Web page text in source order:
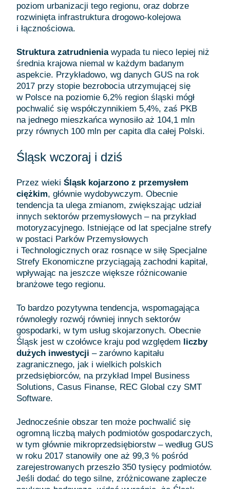
poziom urbanizacji tego regionu, oraz dobrze
rozwinięta infrastruktura drogowo-kolejowa
i łącznościowa.
Struktura zatrudnienia wypada tu nieco lepiej niż
średnia krajowa niemal w każdym badanym
aspekcie. Przykładowo, wg danych GUS na rok
2017 przy stopie bezrobocia utrzymującej się
w Polsce na poziomie 6,2% region śląski mógł
pochwalić się współczynnikiem 5,4%, zaś PKB
na jednego mieszkańca wynosiło aż 104,1 mln
przy równych 100 mln per capita dla całej Polski.
Śląsk wczoraj i dziś
Przez wieki Śląsk kojarzono z przemysłem
ciężkim, głównie wydobywczym. Obecnie
tendencja ta ulega zmianom, zwiększając udział
innych sektorów przemysłowych – na przykład
motoryzacyjnego. Istniejące od lat specjalne strefy
w postaci Parków Przemysłowych
i Technologicznych oraz rosnące w siłę Specjalne
Strefy Ekonomiczne przyciągają zachodni kapitał,
wpływając na jeszcze większe różnicowanie
branżowe tego regionu.
To bardzo pozytywna tendencja, wspomagająca
równoległy rozwój równiej innych sektorów
gospodarki, w tym usług skojarzonych. Obecnie
Śląsk jest w czołówce kraju pod względem liczby
dużych inwestycji – zarówno kapitału
zagranicznego, jak i wielkich polskich
przedsiębiorców, na przykład Impel Business
Solutions, Casus Finanse, REC Global czy SMT
Software.
Jednocześnie obszar ten może pochwalić się
ogromną liczbą małych podmiotów gospodarczych,
w tym głównie mikroprzedsiębiorstw – według GUS
w roku 2017 stanowiły one aż 99,3 % pośród
zarejestrowanych przeszło 350 tysięcy podmiotów.
Jeśli dodać do tego silne, zróżnicowane zaplecze